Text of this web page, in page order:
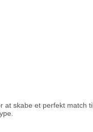
at skabe et perfekt